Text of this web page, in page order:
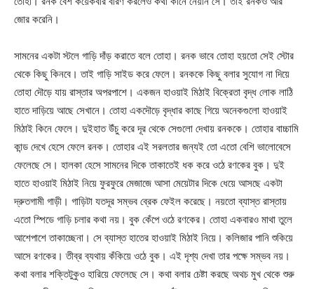
জোর করেনি।
সামনের একটা স্টলে গাড়ি দাঁড় করাতে বলে তোহা। রনক ভাবে তোহা হয়তো সেই স্টোর
থেকে কিছু কিনবে। তাই গাড়ি সাইড করে ফেলে। রনককে কিছু বলার সুযোগ না দিয়ে
তোহা দৌড়ে যায় রাস্তার অপরপাশে। একজন হাওয়াই মিঠাই বিক্রেতা বৃদ্ধ লোক লাঠি
হাতে দাড়িয়ে আছে সেখানে। তোহা একদৌড়ে বৃদ্ধার কাছে গিয়ে অনেকগুলো হাওয়াই
মিঠাই কিনে ফেলে। দুইহাত উঁচু করে দূর থেকে সেগুলো দেখায় রনককে। তোহার বাচ্চামি
কান্ড দেখে হেসে ফেলে রনক। তোহার এই সরলতার জন্যই তো এতো বেশি ভালোবেসে
ফেলেছে সে। হালকা হেসে সামনের দিকে তাকাতেই ধক করে ওঠে রণকের বুক। দুই
হাতে হাওয়াই মিঠাই নিয়ে ফুরফুরে মেজাজে আসা মেয়েটার দিকে ধেয়ে আসছে একটা
দ্রুতগামী গাড়ী। গাড়িটা যতদূর সম্ভব ব্রেক ফেইল করেছে। নয়তো ব্যাস্ত রাস্তায়
এতো স্পিডে গাড়ি চলার কথা নয়। বুক কেঁপে ওঠে রণকের। তোহা একবারও মাথা তুলে
আশেপাশে তাকাচ্ছেনা। সে ব্যাস্ত হাতের হাওয়াই মিঠাই নিয়ে। কলিজার পানি শুকিয়ে
আসে রণকের। তীব্র ব্যথায় কঁকিয়ে ওঠে বুক। এই দৃশ্য দেখা তার পক্ষে সম্ভব নয়।
কথা বলার শক্তিটুকুও হারিয়ে ফেলেছে সে। কথা বলার চেষ্টা করছে অথচ মুখ থেকে শুরু